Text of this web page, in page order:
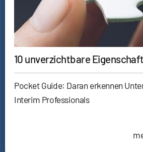
10 unverzichtbare
Pocket Guide: Daran erkennen
Interim Professionals